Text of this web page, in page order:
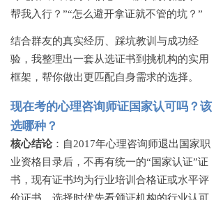
帮我入行？”“怎么避开拿证就不管的坑？”
结合群友的真实经历、踩坑教训与成功经
验，我整理出一套从选证书到挑机构的实用
框架，帮你做出更匹配自身需求的选择。
现在考的心理咨询师证国家认可吗？该
选哪种？
核心结论：自2017年心理咨询师退出国家职
业资格目录后，不再有统一的“国家认证”证
书，现有证书均为行业培训合格证或水平评
价证书，选择时优先看颁证机构的行业认可